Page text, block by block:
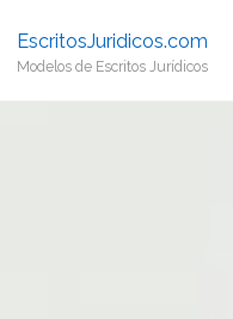
EscritosJuridicos.com
Modelos de Escritos Jurídicos